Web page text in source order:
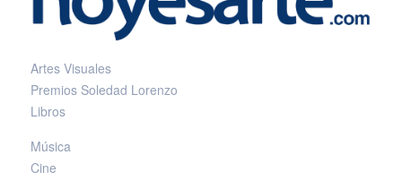
Artes Visuales
Premios Soledad Lorenzo
Libros
Música
Cine